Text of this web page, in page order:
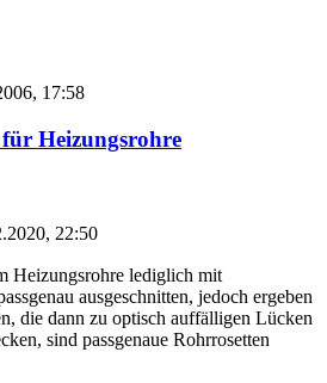
17:58
Heizungsrohre
22:50
Heizungsrohre lediglich mit
ausgeschnitten, jedoch ergeben
die dann zu optisch auffälligen Lücken
sind passgenaue Rohrrosetten